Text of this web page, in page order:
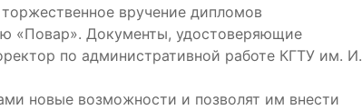
вручение дипломов
«Повар». Документы, удостоверяющие
по административной работе КГТУ им. И.
новые возможности и позволят им внести